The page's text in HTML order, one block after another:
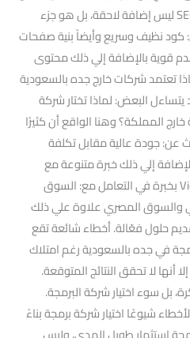
محركات البحث منذ أول خطوة. SEO ليس إضافة لاحقة، بل هو جزء
نظيف وسريع وأيضاً بنية صفحات
قوية بالإضافة إلي ذلك محتوى
تعتمد شركات خارج جده بالسعودية
البعض: لماذا تختار شركة
المملكة؟ وهنا الواقع أن كثيرًا
عن: جودة عالية مقابل تكلفة
إلي ذلك خبرة متنوعة مع
أسواق مختلفة وهنا تأتي Viewhat بخبرة في التعامل مع: السوق
والسوق المصري علاوة علي ذلك
حلول فعّالة. أخطاء شائعة تقع
في جده بالسعودية رغم امتلاك
أنها لا تحقق النتائج المتوقعة.
بل سوء اختيار شركة البرمجة.
شيوعًا اختيار شركة برمجة بناءً